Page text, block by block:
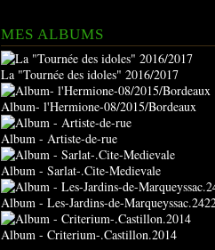
MES ALBUMS
La "Tournée des idoles" 2016/2017
Album- l'Hermione-08/2015/Bordeaux
Album - Artiste-de-rue
Album - Sarlat-.Cite-Medievale
Album - Les-Jardins-de-
Album - Criterium-.Castillon.2014